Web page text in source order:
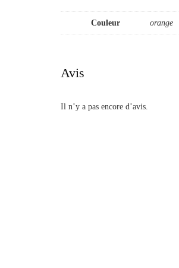
Couleur orange
Avis
Il n’y a pas encore d’avis.